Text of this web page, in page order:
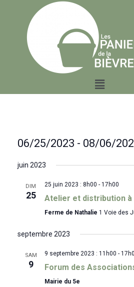
06/25/2023 - 08/06/
date.
juin 2023
DIM
25
25 juin 2023 : 8h00 - 17h00
Atelier et distribution à
Ferme de Nathalie 1 Voie des
septembre 2023
SAM
9
9 septembre 2023 : 11h00 -
Forum des
Mairie du 5e